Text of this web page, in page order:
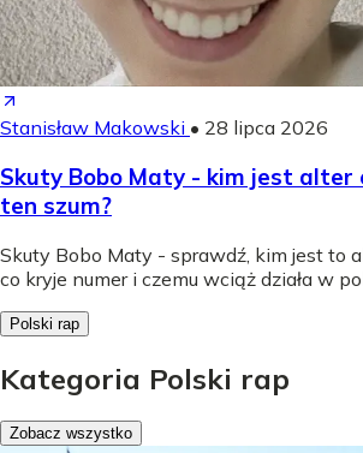
Stanisław Makowski • 28 lipca 2026
Skuty Bobo Maty - kim jest alter
ten szum?
Skuty Bobo Maty - sprawdź, kim jest to
co kryje numer i czemu wciąż działa w
Polski rap
Kategoria Polski rap
Zobacz wszystko